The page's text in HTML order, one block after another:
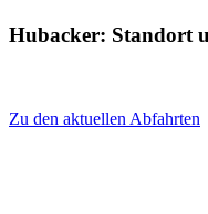
Hubacker: Standort
Zu den aktuellen Abfahrten